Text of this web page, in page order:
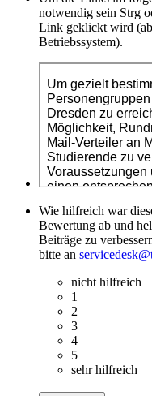
notwendig sein Strg
Link geklickt wird
Betriebssystem).
Wie hilfreich war
Bewertung ab und
Beiträge zu
bitte an
nicht hilfreich
1
2
3
4
5
sehr hilfreich